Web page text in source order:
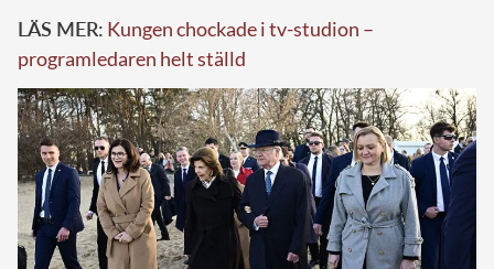
LÄS MER: Kungen chockade i tv-studion –
programledaren helt ställd